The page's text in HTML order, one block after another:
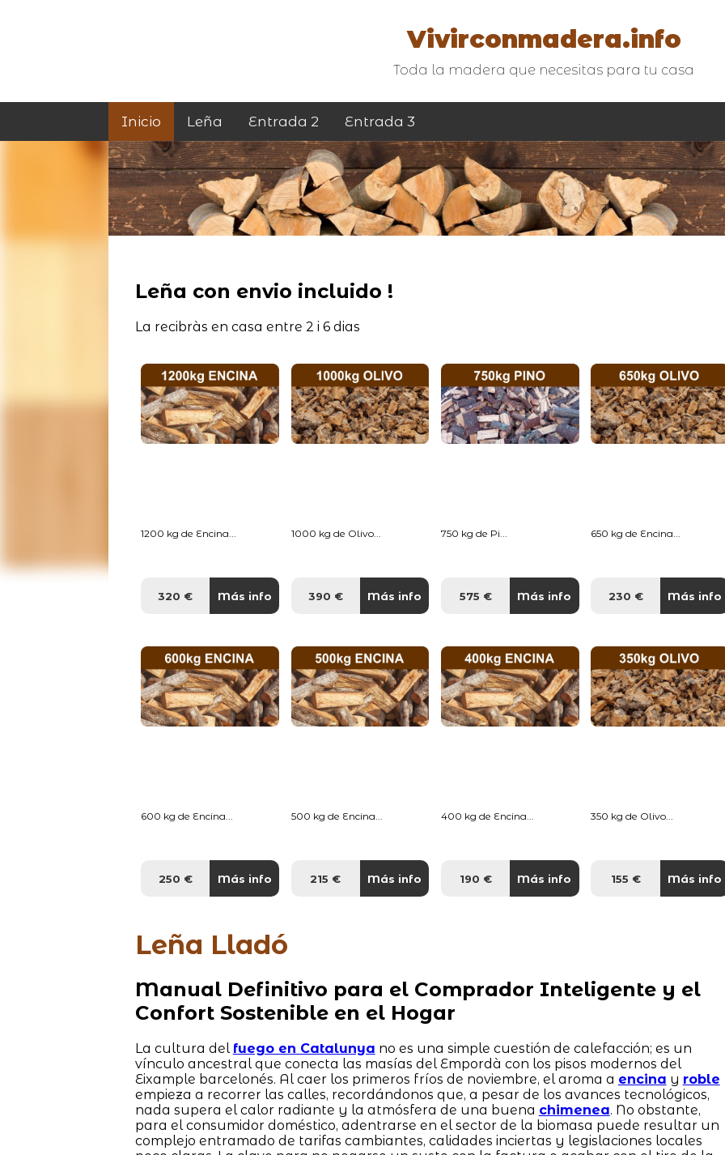
Vivirconmadera.info
Toda la madera que necesitas para tu casa
Inicio Leña Entrada 2 Entrada 3
Leña con envio incluido !
La recibràs en casa entre 2 i 6 dias
1200 kg de Encina...
320 € Más info
1000 kg de Olivo...
390 € Más info
750 kg de Pi...
575 € Más info
650 kg de Encina...
230 € Más info
600 kg de Encina...
250 € Más info
500 kg de Encina...
215 € Más info
400 kg de Encina...
190 € Más info
350 kg de Olivo...
155 € Más info
Leña Lladó
Manual Definitivo para el Comprador Inteligente y el
Confort Sostenible en el Hogar
La cultura del fuego en Catalunya no es una simple cuestión de calefacción; es un
vínculo ancestral que conecta las masías del Empordà con los pisos modernos del
Eixample barcelonés. Al caer los primeros fríos de noviembre, el aroma a encina y roble
empieza a recorrer las calles, recordándonos que, a pesar de los avances tecnológicos,
nada supera el calor radiante y la atmósfera de una buena chimenea. No obstante,
para el consumidor doméstico, adentrarse en el sector de la biomasa puede resultar un
complejo entramado de tarifas cambiantes, calidades inciertas y legislaciones locales